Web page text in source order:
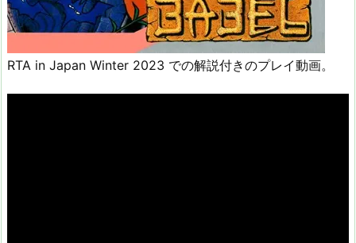
RTA in Japan Winter 2023 での解説付きのプレイ動画。